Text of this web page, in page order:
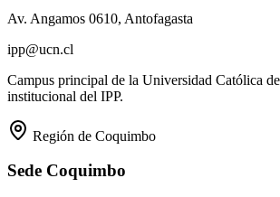
Av. Angamos 0610, Antofagasta
ipp@ucn.cl
Campus principal de la Universidad Católica
institucional del IPP.
Región de Coquimbo
Sede Coquimbo